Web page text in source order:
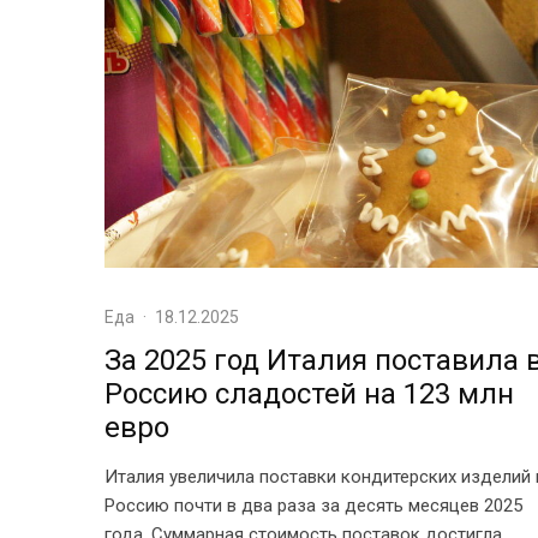
Еда · 18.12.2025
За 2025 год Италия поставила
Россию сладостей на 123 млн
евро
Италия увеличила поставки кондитерских изделий
Россию почти в два раза за десять месяцев 2025